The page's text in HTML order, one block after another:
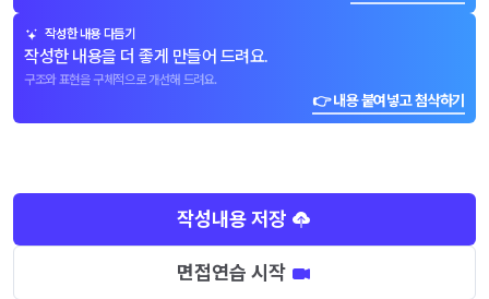
작성한 내용 다듬기
작성한 내용을 더 좋게 만들어 드려요.
구조와 표현을 구체적으로 개선해 드려요.
👉 내용 붙여넣고 첨삭하기
작성내용 저장
면접연습 시작